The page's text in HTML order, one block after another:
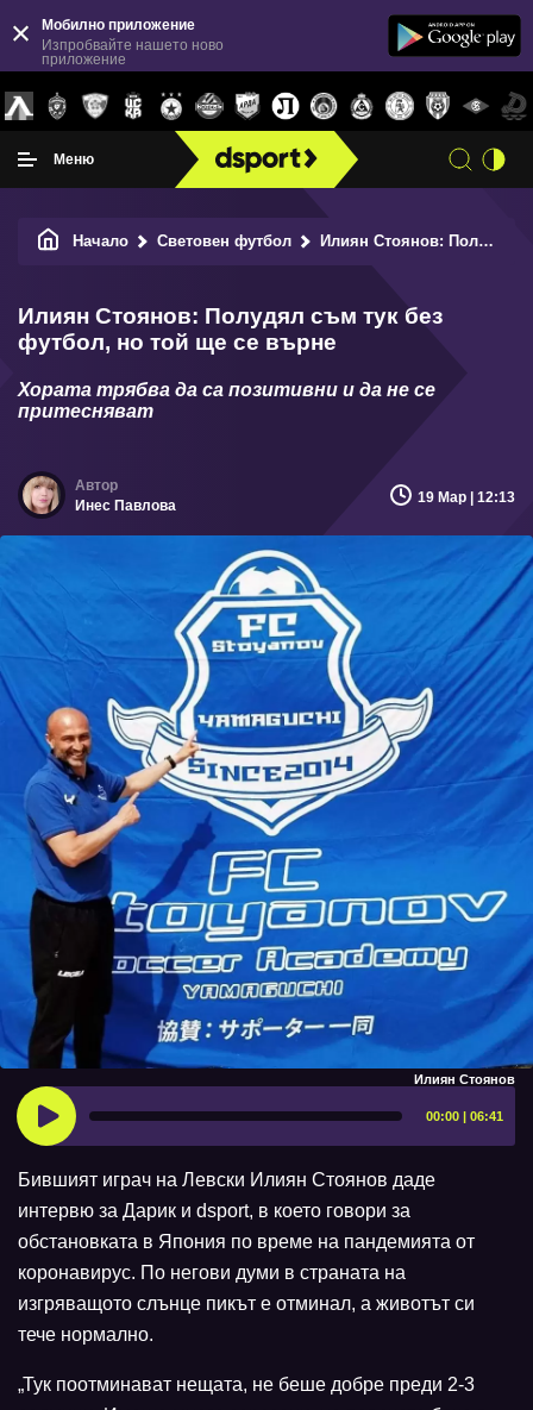
Мобилно приложение
Изпробвайте нашето ново
приложение
Меню
Начало Световен футбол Илиян Стоянов: Полудял съм тук без футбол, но той ще се върне
Илиян Стоянов: Полудял съм тук без
футбол, но той ще се върне
Хората трябва да са позитивни и да не се
притесняват
Инес Павлова 19 Мар | 12:13
Илиян Стоянов
00:00 | 06:41
Бившият играч на Левски Илиян Стоянов даде
интервю за Дарик и dsport, в което говори за
обстановката в Япония по време на пандемията от
коронавирус. По негови думи в страната на
изгряващото слънце пикът е отминал, а животът си
тече нормално.
„Тук поотминават нещата, не беше добре преди 2-3